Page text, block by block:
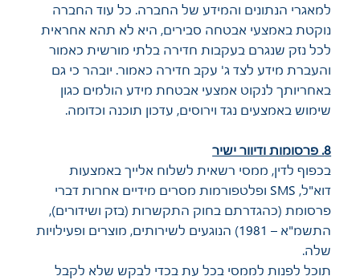
למאגרי הנתונים והמידע של החברה. כל עוד החברה
נוקטת באמצעי אבטחה סבירים, היא לא תהא אחראית
לכל נזק שנגרם בעקבות חדירה בלתי מורשית כאמור
והעברת מידע לצד ג' עקב חדירה כאמור. יובהר כי גם
באחריותך לנקוט אמצעי אבטחת מידע הולמים כגון
שימוש באמצעים נגד וירוסים, עדכון תוכנה וכדומה.
8. פרסומות ודיוור ישיר
בכפוף לדין, ממסי רשאית לשלוח אלייך באמצעות
דוא"ל, SMS ופלטפורמות מסרים מידיים אחרות דברי
פרסומת (כהגדרתם בחוק התקשרות (בזק ושידורים),
התשמ"א – 1981) הנוגעים לשירותים, מוצרים ופעילויות
שלה.
תוכל לפנות לממסי בכל עת בכדי לבקש שלא לקבל